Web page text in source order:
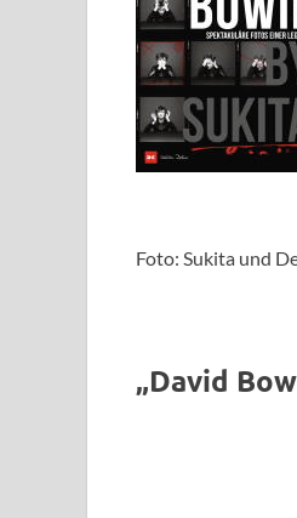
Foto: Sukita und
„David